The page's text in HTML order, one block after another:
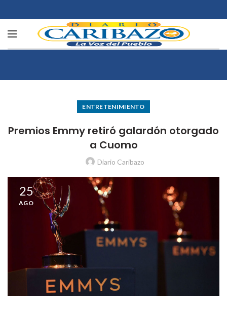
ENTRETENIMIENTO
Premios Emmy retiró galardón otorgado
a Cuomo
Diario Caribazo
25
AGO